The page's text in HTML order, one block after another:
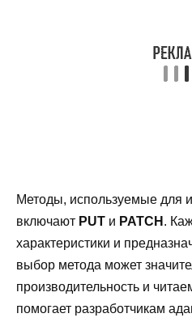
Методы, используемые для
включают PUT и PATCH .
характеристики и
выбор метода может
производительность и
помогает разработчикам